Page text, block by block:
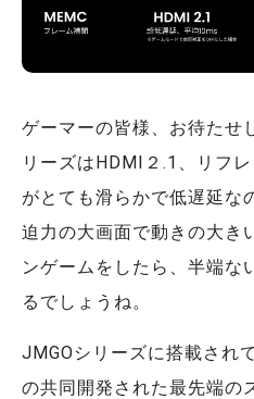
ゲーマーの皆様、お待たせ
リーズはHDMI２.1、リフ
がとても滑らかで低遅延な
迫力の大画面で動きの大き
ンゲームをしたら、半端な
るでしょうね。
JMGOシリーズに搭載され
の共同開発された最先端の